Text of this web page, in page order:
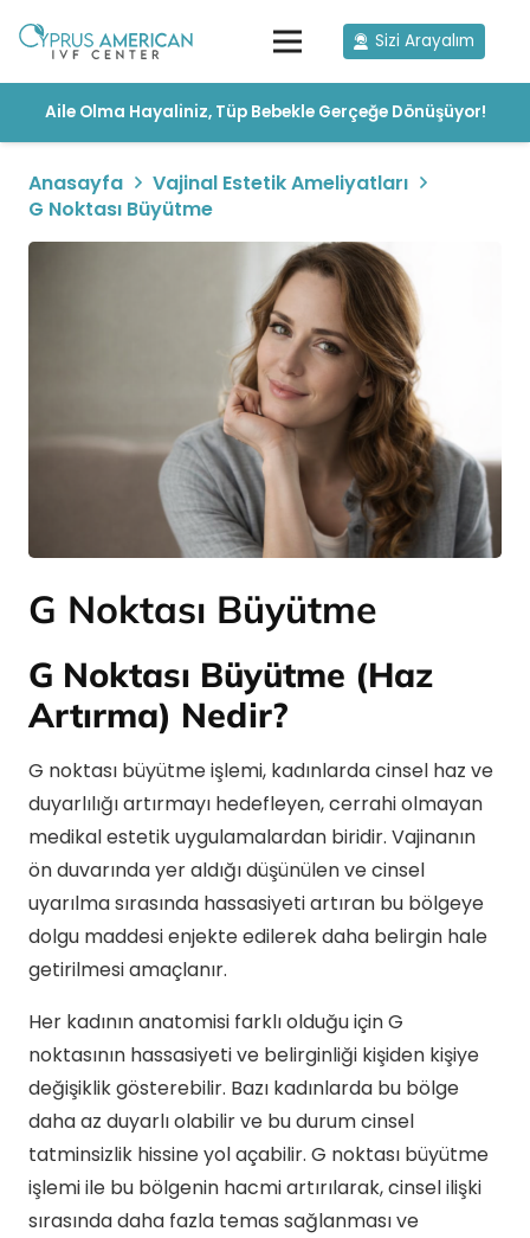
Sizi Arayalım
Aile Olma Hayaliniz, Tüp Bebekle Gerçeğe Dönüşüyor!
Anasayfa
Vajinal Estetik Ameliyatları
G Noktası Büyütme
G Noktası Büyütme
G Noktası Büyütme (Haz
Artırma) Nedir?
G noktası büyütme işlemi, kadınlarda cinsel haz ve
duyarlılığı artırmayı hedefleyen, cerrahi olmayan
medikal estetik uygulamalardan biridir. Vajinanın
ön duvarında yer aldığı düşünülen ve cinsel
uyarılma sırasında hassasiyeti artıran bu bölgeye
dolgu maddesi enjekte edilerek daha belirgin hale
getirilmesi amaçlanır.
Her kadının anatomisi farklı olduğu için G
noktasının hassasiyeti ve belirginliği kişiden kişiye
değişiklik gösterebilir. Bazı kadınlarda bu bölge
daha az duyarlı olabilir ve bu durum cinsel
tatminsizlik hissine yol açabilir. G noktası büyütme
işlemi ile bu bölgenin hacmi artırılarak, cinsel ilişki
sırasında daha fazla temas sağlanması ve